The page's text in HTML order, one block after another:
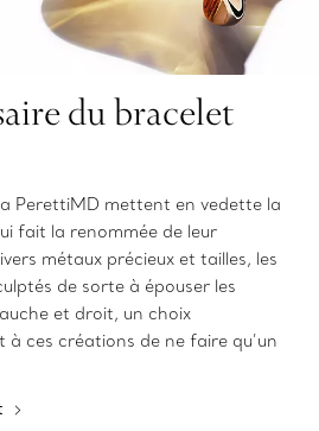
du bracelet
PerettiMD mettent en vedette la
fait la renommée de leur
métaux précieux et tailles, les
de sorte à épouser les
et droit, un choix
ces créations de ne faire qu’un